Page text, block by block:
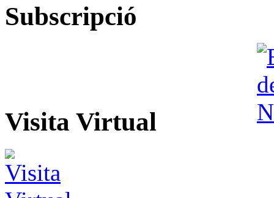
Subscripció
Visita Virtual